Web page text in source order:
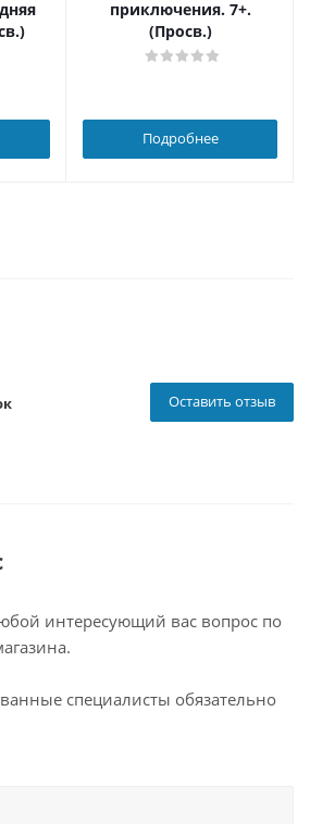
приключения. 7+.
(Просв.)
Подробнее
Оставить отзыв
интересующий вас вопрос по
специалисты обязательно